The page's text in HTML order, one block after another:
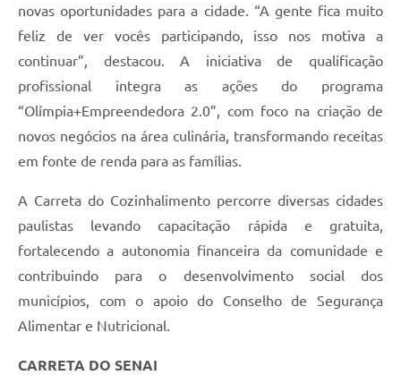
novas oportunidades para a cidade. “A gente fica muito
feliz de ver vocês participando, isso nos motiva a
continuar”, destacou. A iniciativa de qualificação
profissional integra as ações do programa
“Olímpia+Empreendedora 2.0”, com foco na criação de
novos negócios na área culinária, transformando receitas
em fonte de renda para as famílias.
A Carreta do Cozinhalimento percorre diversas cidades
paulistas levando capacitação rápida e gratuita,
fortalecendo a autonomia financeira da comunidade e
contribuindo para o desenvolvimento social dos
municípios, com o apoio do Conselho de Segurança
Alimentar e Nutricional.
CARRETA DO SENAI